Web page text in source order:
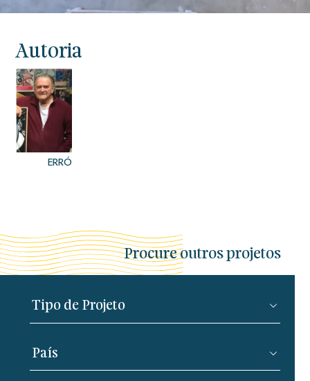
Autoria
ERRÓ
Procure outros projetos